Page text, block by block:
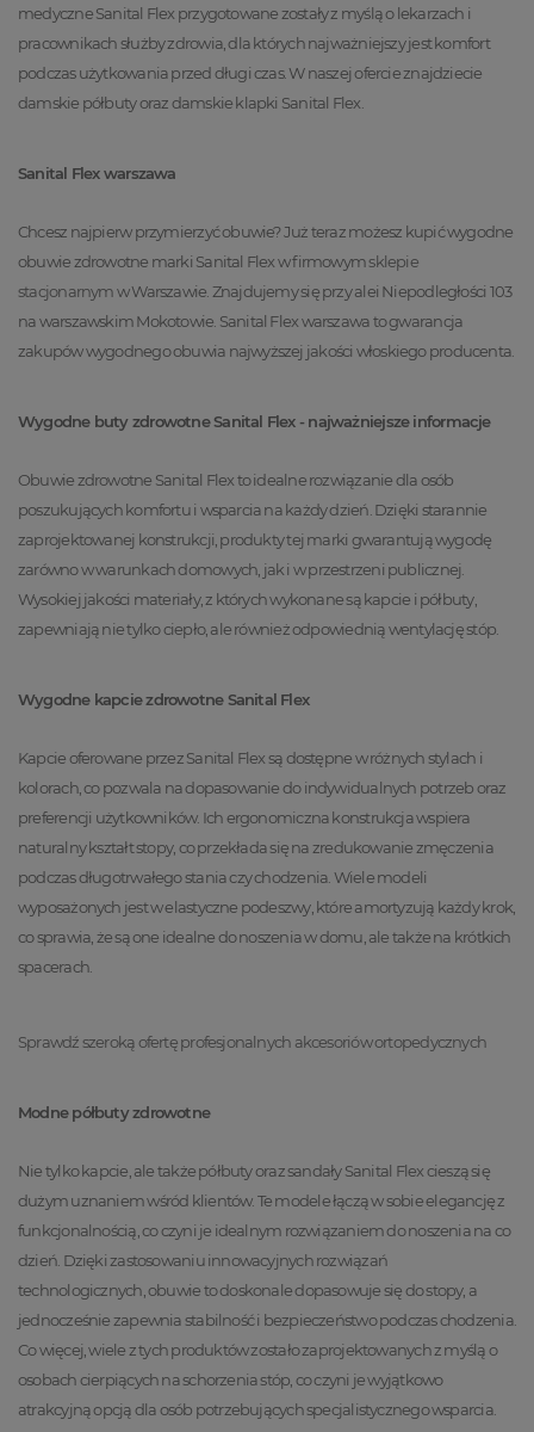
medyczne Sanital Flex przygotowane zostały z myślą o lekarzach i
pracownikach służby zdrowia, dla których najważniejszy jest komfort
podczas użytkowania przed długi czas. W naszej ofercie znajdziecie
damskie półbuty oraz damskie klapki Sanital Flex.
Sanital Flex warszawa
Chcesz najpierw przymierzyć obuwie? Już teraz możesz kupić wygodne
obuwie zdrowotne marki Sanital Flex w firmowymsklepie
stacjonarnymw Warszawie. Znajdujemy się przy alei Niepodległości 103
na warszawskim Mokotowie. Sanital Flex warszawa to gwarancja
zakupów wygodnego obuwia najwyższej jakości włoskiego producenta.
Wygodne buty zdrowotne Sanital Flex - najważniejsze informacje
Obuwie zdrowotne Sanital Flex to idealne rozwiązanie dla osób
poszukujących komfortu i wsparcia na każdy dzień. Dzięki starannie
zaprojektowanej konstrukcji, produkty tej marki gwarantują wygodę
zarówno w warunkach domowych, jak i w przestrzeni publicznej.
Wysokiej jakości materiały, z których wykonane są kapcie i półbuty,
zapewniają nie tylko ciepło, ale również odpowiednią wentylację stóp.
Wygodne kapcie zdrowotne Sanital Flex
Kapcie oferowane przez Sanital Flex są dostępne w różnych stylach i
kolorach, co pozwala na dopasowanie do indywidualnych potrzeb oraz
preferencji użytkowników. Ich ergonomiczna konstrukcja wspiera
naturalny kształt stopy, co przekłada się na zredukowanie zmęczenia
podczas długotrwałego stania czy chodzenia. Wiele modeli
wyposażonych jest w elastyczne podeszwy, które amortyzują każdy krok,
co sprawia, że są one idealne do noszenia w domu, ale także na krótkich
spacerach.
Sprawdź szeroką ofertę profesjonalnych akcesoriów ortopedycznych
Modne półbuty zdrowotne
Nie tylko kapcie, ale także półbuty oraz sandały Sanital Flex cieszą się
dużym uznaniem wśród klientów. Te modele łączą w sobie elegancję z
funkcjonalnością, co czyni je idealnym rozwiązaniem do noszenia na co
dzień. Dzięki zastosowaniu innowacyjnych rozwiązań
technologicznych, obuwie to doskonale dopasowuje się do stopy, a
jednocześnie zapewnia stabilność i bezpieczeństwo podczas chodzenia.
Co więcej, wiele z tych produktów zostało zaprojektowanych z myślą o
osobach cierpiących na schorzenia stóp, co czyni je wyjątkowo
atrakcyjną opcją dla osób potrzebujących specjalistycznego wsparcia.